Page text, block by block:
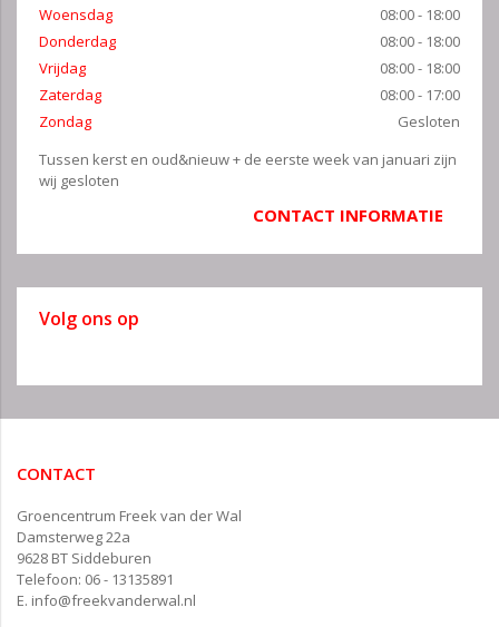
Woensdag
08:00 - 18:00
Donderdag
08:00 - 18:00
Vrijdag
08:00 - 18:00
Zaterdag
08:00 - 17:00
Zondag
Gesloten
Tussen kerst en oud&nieuw + de eerste week van januari zijn
wij gesloten
CONTACT INFORMATIE
Volg ons op
CONTACT
Groencentrum Freek van der Wal
Damsterweg 22a
9628 BT Siddeburen
Telefoon: 06 - 13135891
E. info@freekvanderwal.nl